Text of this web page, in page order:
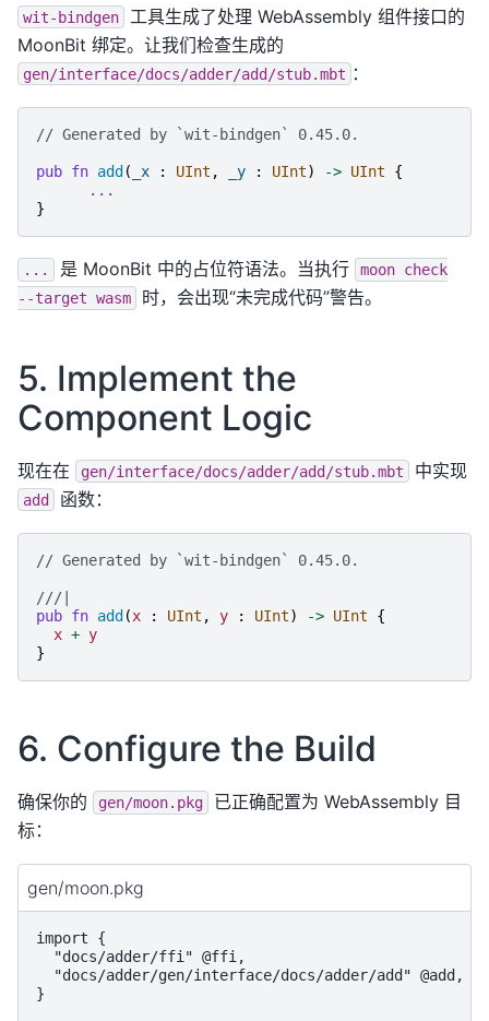
wit-bindgen
工具生成了处理 WebAssembly 组件接口的
MoonBit 绑定。让我们检查生成的
gen/interface/docs/adder/add/stub.mbt ：
// Generated by `wit-bindgen` 0.45.0.
pub fn add ( _x : UInt , _y : UInt) -> UInt
{
...
}
... 是 MoonBit 中的占位符语法。当执行 moon check
--target wasm 时，会出现“未完成代码”警告。
5. Implement the
Component Logic
现在在 gen/interface/docs/adder/add/stub.mbt 中实现
add 函数：
// Generated by `wit-bindgen` 0.45.0.
///|
pub fn add (x : UInt , y : UInt) -> UInt
{
x + y
}
6. Configure the Build
确保你的 gen/moon.pkg
已正确配置为 WebAssembly 目
标：
gen/moon.pkg
import {
  "docs/adder/ffi" @ffi,
  "docs/adder/gen/interface/docs/adder/add" @add,
}